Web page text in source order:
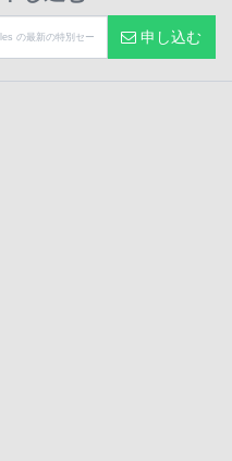
申し込む